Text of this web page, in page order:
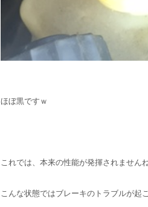
ほぼ黒ですｗ
これでは、本来の性能が発揮されません
こんな状態ではブレーキのトラブルが起